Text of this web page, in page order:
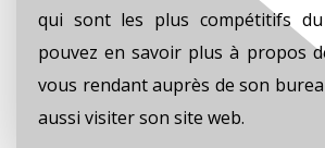
qui sont les plus compétitifs du
pouvez en savoir plus à propos
vous rendant auprès de son
aussi visiter son site web.